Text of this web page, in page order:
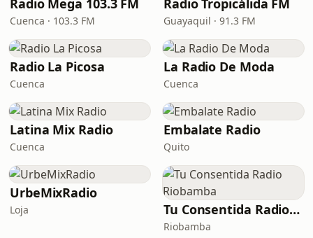
Radio Mega 103.3 FM
Cuenca · 103.3 FM
Radio Tropicálida FM
Guayaquil · 91.3 FM
Radio La Picosa
Cuenca
La Radio De Moda
Cuenca
Latina Mix Radio
Cuenca
Embalate Radio
Quito
UrbeMixRadio
Loja Tu Consentida Radio Riobamba
Riobamba